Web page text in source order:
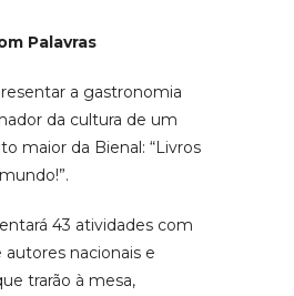
Palavras
a gastronomia
da cultura de um
maior da Bienal: “Livros
43 atividades com
autores nacionais e
trarão à mesa,